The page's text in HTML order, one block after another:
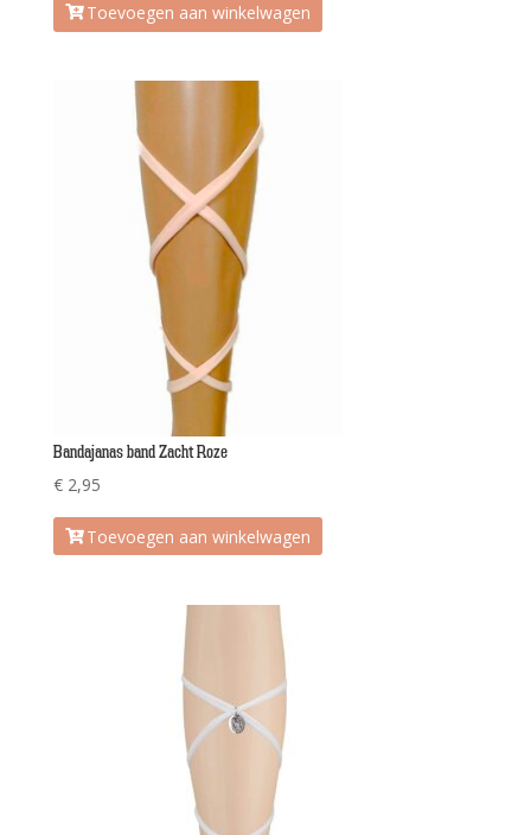
Toevoegen aan winkelwagen
Bandajanas band Zacht Roze
€2,95
Toevoegen aan winkelwagen